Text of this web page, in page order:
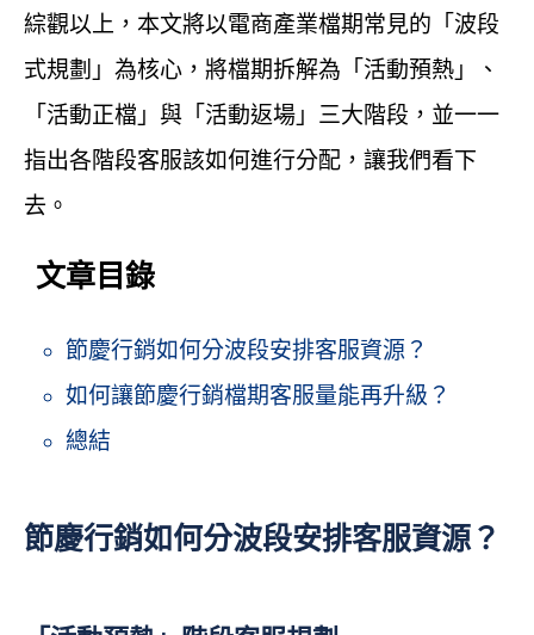
綜觀以上，本文將以電商產業檔期常見的「波段
式規劃」為核心，將檔期拆解為「活動預熱」、
「活動正檔」與「活動返場」三大階段，並一一
指出各階段客服該如何進行分配，讓我們看下
去。
文章目錄
節慶行銷如何分波段安排客服資源？
如何讓節慶行銷檔期客服量能再升級？
總結
節慶行銷如何分波段安排客服資源？